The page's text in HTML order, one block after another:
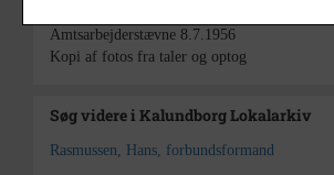
Amtsarbejderstævne 8.7.1956
Kopi af fotos fra taler og optog
Søg videre i Kalundborg Lokalarkiv
Rasmussen, Hans, forbundsformand